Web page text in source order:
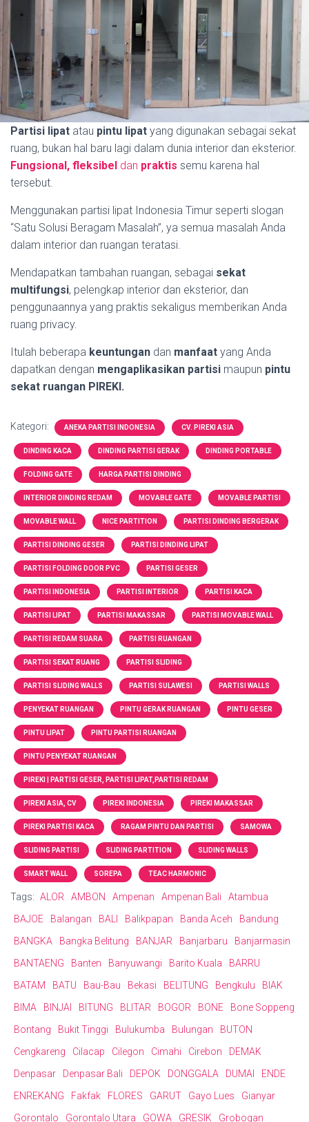
Partisi lipat atau pintu lipat yang digunakan sebagai sekat
ruang, bukan hal baru lagi dalam dunia interior dan eksterior.
Fungsional, fleksibel dan praktis semu karena hal
tersebut.
Menggunakan partisi lipat Indonesia Timur seperti slogan
“Satu Solusi Beragam Masalah”, ya semua masalah Anda
dalam interior dan ruangan teratasi.
Mendapatkan tambahan ruangan, sebagai sekat
multifungsi, pelengkap interior dan eksterior, dan
penggunaannya yang praktis sekaligus memberikan Anda
ruang privacy.
Itulah beberapa keuntungan dan manfaat yang Anda
dapatkan dengan mengaplikasikan partisi maupun pintu
sekat ruangan PIREKI.
Kategori: ANEKA PARTISI INDONESIA CV. PIREKI ASIA
DINDING KACA DINDING PARTISI GERAK DINDING PORTABLE
FOLDING GATE HARGA PARTISI DINDING
INTERIOR DINDING REDAM MOVABLE GATE MOVABLE PARTISI
MOVABLE WALL NICE PARTITION PARTISI DINDING BERGERAK
PARTISI DINDING GESER PARTISI DINDING LIPAT
PARTISI FOLDING DOOR PVC PARTISI GESER
PARTISI INDONESIA PARTISI INTERIOR PARTISI KACA
PARTISI LIPAT PARTISI MAKASSAR PARTISI MOVABLE WALL
PARTISI REDAM SUARA PARTISI RUANGAN
PARTISI SEKAT RUANG PARTISI SLIDING
PARTISI SLIDING WALLS PARTISI SULAWESI PARTISI WALLS
PENYEKAT RUANGAN PINTU GERAK RUANGAN PINTU GESER
PINTU LIPAT PINTU PARTISI RUANGAN
PINTU PENYEKAT RUANGAN
PIREKI | PARTISI GESER, PARTISI LIPAT,PARTISI REDAM
PIREKI ASIA, CV PIREKI INDONESIA PIREKI MAKASSAR
PIREKI PARTISI KACA RAGAM PINTU DAN PARTISI SAMOWA
SLIDING PARTISI SLIDING PARTITION SLIDING WALLS
SMART WALL SOREPA TEAC HARMONIC
Tags: ALOR AMBON Ampenan Ampenan Bali
Atambua
BAJOE
Balangan BALI Balikpapan Banda Aceh
Bandung
BANGKA
Bangka Belitung BANJAR Banjarbaru
Banjarmasin
BANTAENG
Banten Banyuwangi Barito Kuala
BARRU
BATAM
BATU Bau-Bau Bekasi BELITUNG Bengkulu
BIAK
BIMA
BINJAI BITUNG BLITAR BOGOR BONE
Bone Soppeng
Bontang
Bukit Tinggi Bulukumba Bulungan
BUTON
Cengkareng
Cilacap Cilegon Cimahi Cirebon
DEMAK
Denpasar
Denpasar Bali DEPOK DONGGALA DUMAI
ENDE
ENREKANG
Fakfak FLORES GARUT Gayo Lues
Gianyar
Gorontalo
Gorontalo Utara GOWA GRESIK Grobogan